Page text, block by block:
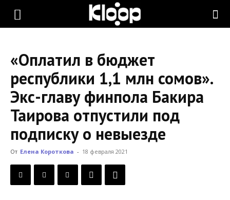
KLOOP.KG
Новости
Кыргызстана
«Оплатил в бюджет
республики 1,1 млн сомов».
Экс-главу финпола Бакира
Таирова отпустили под
подписку о невыезде
От Елена Короткова - 18 февраля 2021